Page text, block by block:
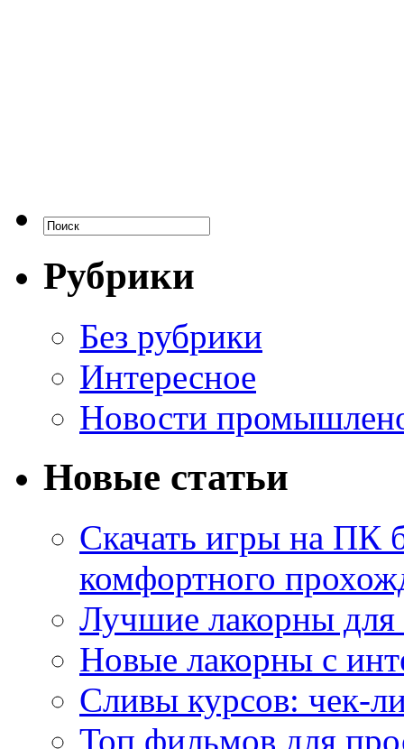
Рубрики
Без рубрики
Интересное
Новости
Новые статьи
Скачать игры на ПК
комфортного
Лучшие лакорны для
Новые лакорны с
Сливы курсов: чек-
Топ фильмов для